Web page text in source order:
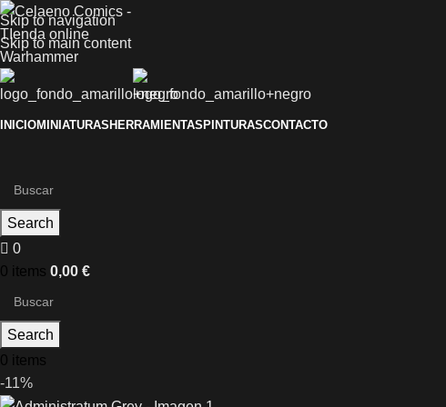
Skip to navigation
Skip to main content
INICIOMINIATURASHERRAMIENTASPINTURASCONTACTO
Search
0
0 items 0,00 €
Search
0 items
-11%